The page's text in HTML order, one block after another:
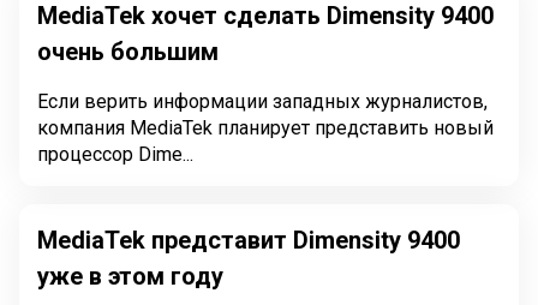
MediaTek хочет сделать Dimensity 9400
очень большим
Если верить информации западных журналистов,
компания MediaTek планирует представить новый
процессор Dime...
MediaTek представит Dimensity 9400
уже в этом году